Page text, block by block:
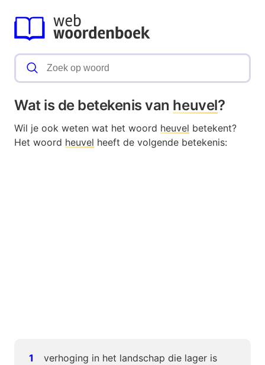
Wat is de betekenis van heuvel?
Wil je ook weten wat het woord heuvel betekent?
Het woord heuvel heeft de volgende betekenis:
verhoging in het landschap die lager is